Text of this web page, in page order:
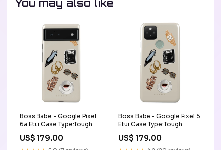
You may also like
Boss Babe - Google Pixel
6a Etui Case Type:Tough
US$ 179.00
Boss Babe - Google Pixel 5
Etui Case Type:Tough
US$ 179.00